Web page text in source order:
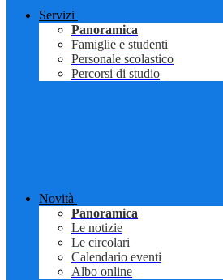
Servizi
Panoramica
Famiglie e studenti
Personale scolastico
Percorsi di studio
Novità
Panoramica
Le notizie
Le circolari
Calendario eventi
Albo online